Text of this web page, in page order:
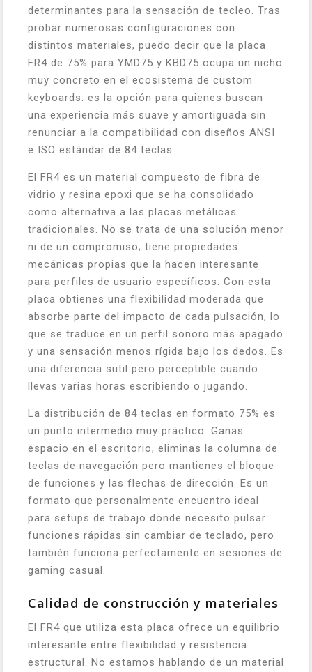
determinantes para la sensación de tecleo. Tras
probar numerosas configuraciones con
distintos materiales, puedo decir que la placa
FR4 de 75% para YMD75 y KBD75 ocupa un nicho
muy concreto en el ecosistema de custom
keyboards: es la opción para quienes buscan
una experiencia más suave y amortiguada sin
renunciar a la compatibilidad con diseños ANSI
e ISO estándar de 84 teclas.
El FR4 es un material compuesto de fibra de
vidrio y resina epoxi que se ha consolidado
como alternativa a las placas metálicas
tradicionales. No se trata de una solución menor
ni de un compromiso; tiene propiedades
mecánicas propias que la hacen interesante
para perfiles de usuario específicos. Con esta
placa obtienes una flexibilidad moderada que
absorbe parte del impacto de cada pulsación, lo
que se traduce en un perfil sonoro más apagado
y una sensación menos rígida bajo los dedos. Es
una diferencia sutil pero perceptible cuando
llevas varias horas escribiendo o jugando.
La distribución de 84 teclas en formato 75% es
un punto intermedio muy práctico. Ganas
espacio en el escritorio, eliminas la columna de
teclas de navegación pero mantienes el bloque
de funciones y las flechas de dirección. Es un
formato que personalmente encuentro ideal
para setups de trabajo donde necesito pulsar
funciones rápidas sin cambiar de teclado, pero
también funciona perfectamente en sesiones de
gaming casual.
Calidad de construcción y materiales
El FR4 que utiliza esta placa ofrece un equilibrio
interesante entre flexibilidad y resistencia
estructural. No estamos hablando de un material